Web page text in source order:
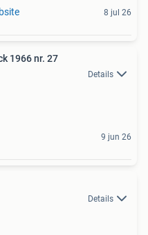
8 jul 26
1966 nr. 27
Details
9 jun 26
Details